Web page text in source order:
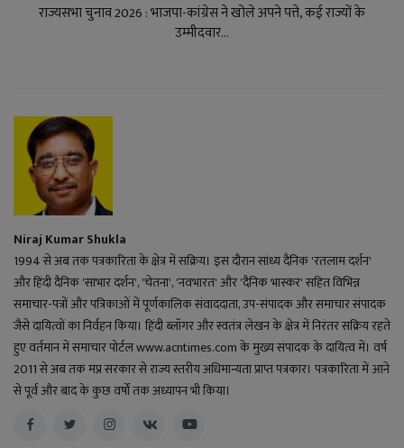
राज्यसभा चुनाव 2026 : भाजपा-कांग्रेस ने खोले अपने पत्ते, कई राज्यों के
उम्मीदवार...
Niraj Kumar Shukla
1994 से अब तक पत्रकारिता के क्षेत्र में सक्रिय। इस दौरान सांध्य दैनिक 'रतलाम दर्शन'
और हिंदी दैनिक 'साभार दर्शन', 'चेतना', 'नवभारत' और 'दैनिक भास्कर' सहित विभिन्न
समाचार-पत्रों और पत्रिकाओं में पूर्णकालिक संवाददाता, उप-संपादक और समाचार संपादक
जैसे दायित्वों का निर्वहन किया। हिंदी ब्लॉगर और स्वतंत्र लेखन के क्षेत्र में निरंतर सक्रिय रहते
हुए वर्तमान में समाचार पोर्टल www.acntimes.com के मुख्य संपादक के दायित्व में। वर्ष
2011 से अब तक मप्र सरकार से राज्य स्तरीय अधिमान्यता प्राप्त पत्रकार। पत्रकारिता में आने
से पूर्व और बाद के कुछ वर्षों तक अध्यापन भी किया।